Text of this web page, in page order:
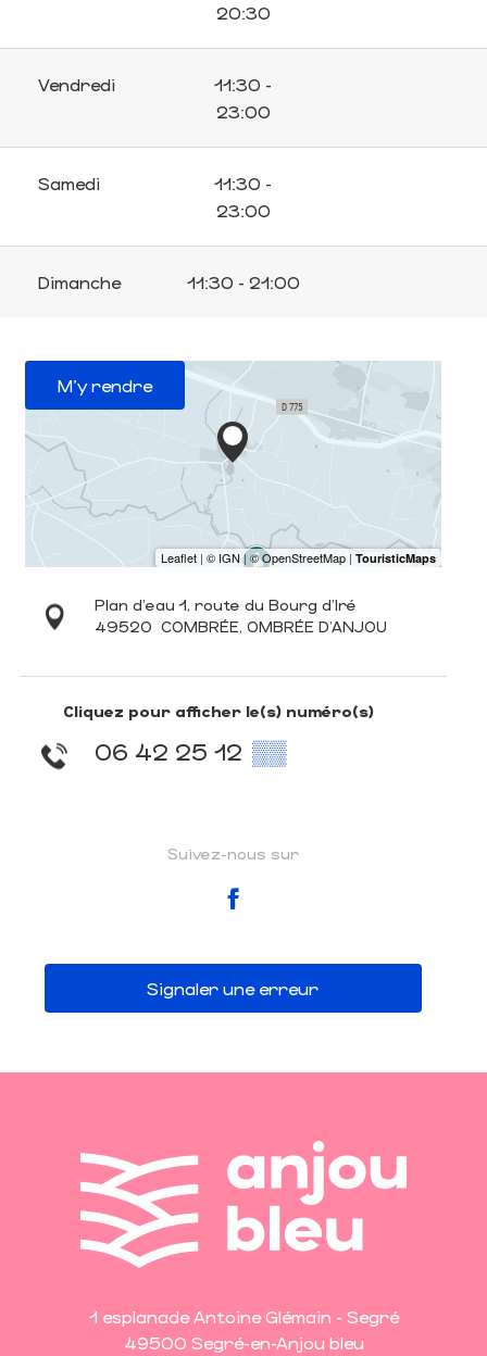
20:30
Vendredi
11:30 -
23:00
Samedi
11:30 -
23:00
Dimanche 11:30 - 21:00
M'y rendre
Plan d'eau 1, route du Bourg d'Iré
49520 COMBRÉE, OMBRÉE D'ANJOU
Cliquez pour afficher le(s) numéro(s)
06 42 25 12 ▒▒
Suivez-nous sur
Signaler une erreur
1 esplanade Antoine Glémain - Segré
49500 Segré-en-Anjou bleu